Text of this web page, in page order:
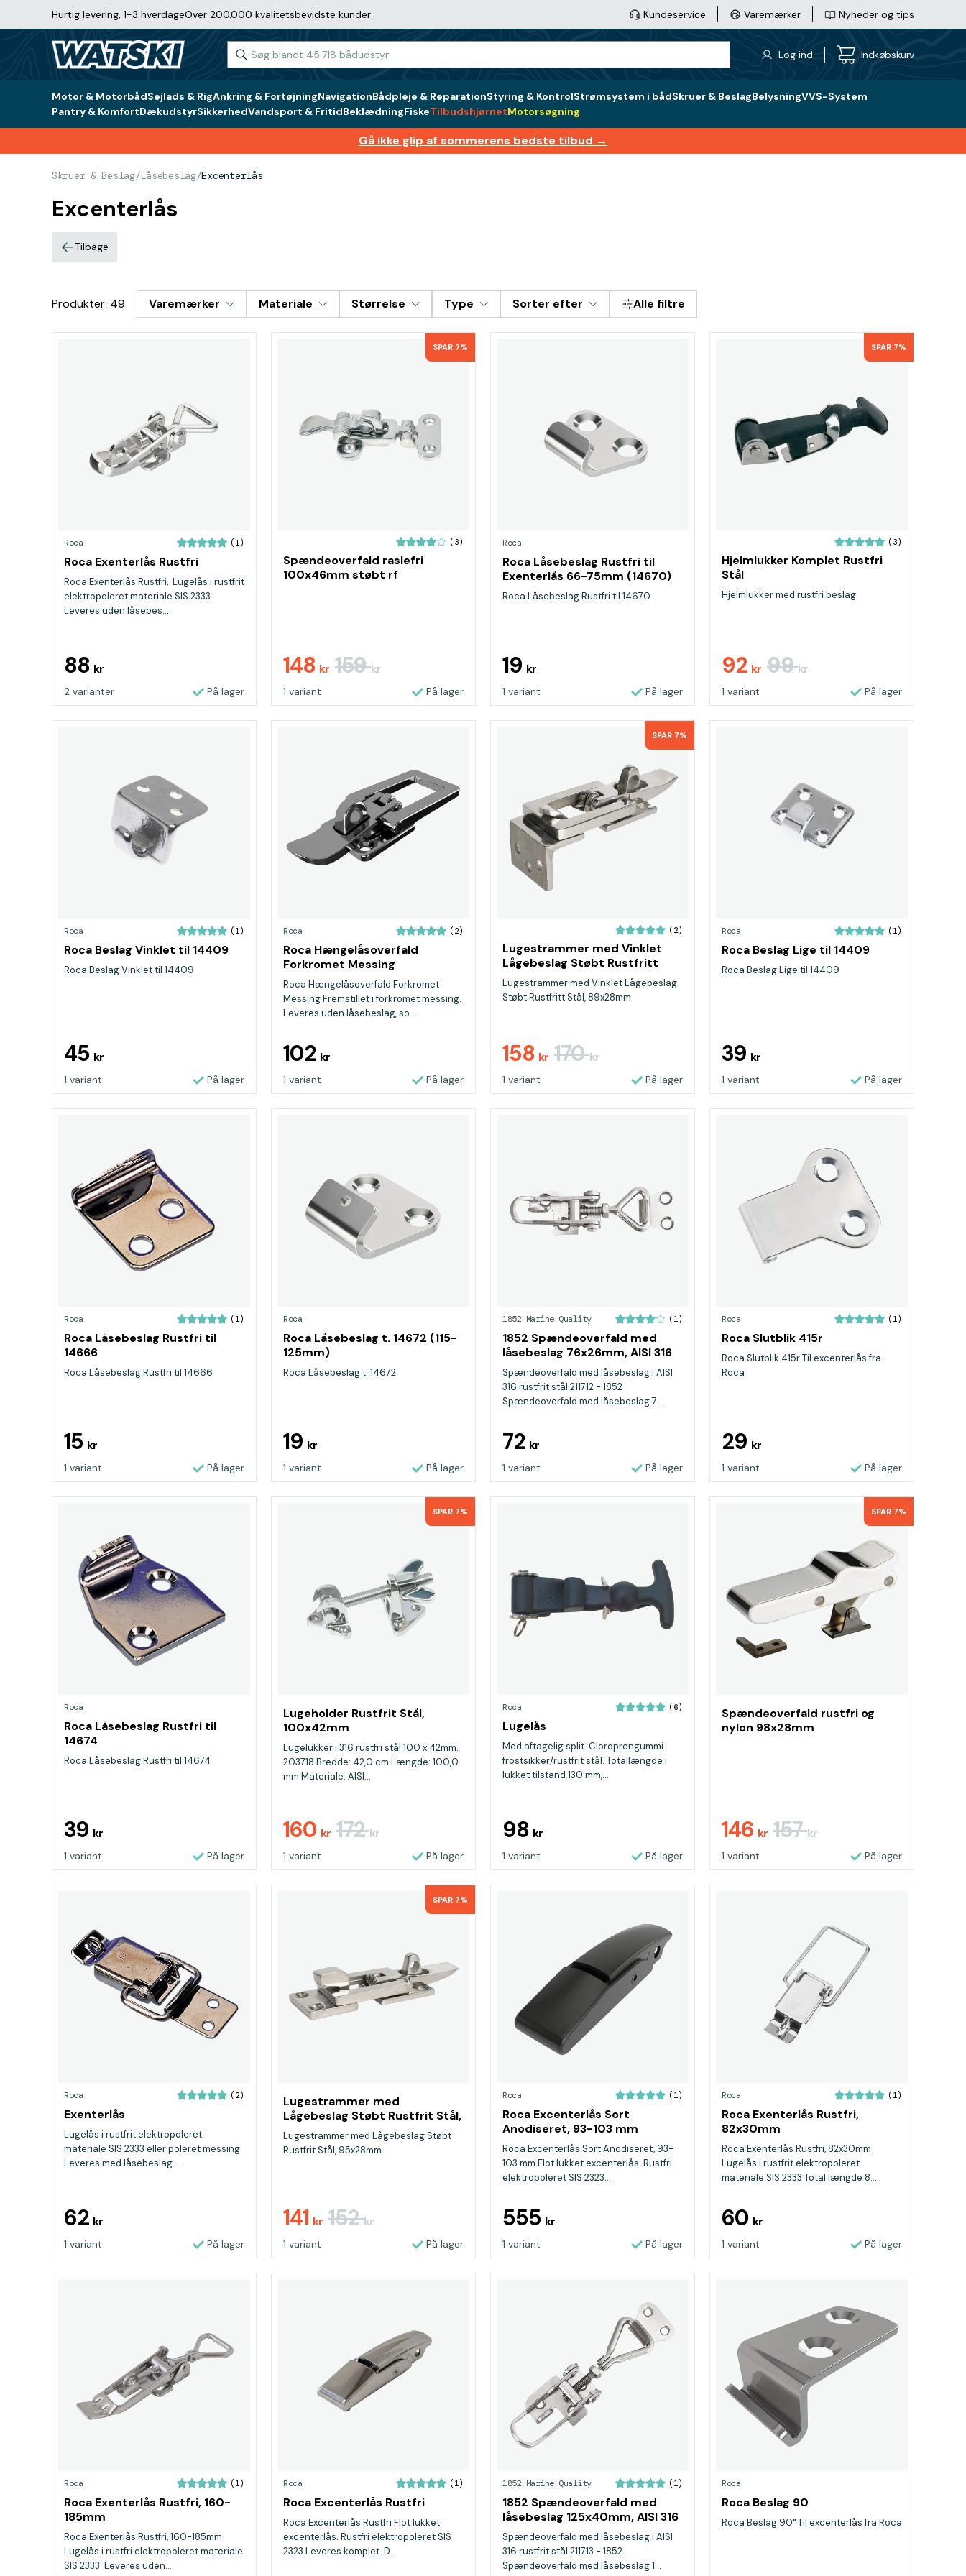
Hurtig levering, 1-3 hverdageOver 200.000 kvalitetsbevidste kunder Kundeservice Varemærker Nyheder og tips
Log ind Indkøbskurv
Motor & MotorbådSejlads & RigAnkring & FortøjningNavigationBådpleje & ReparationStyring & KontrolStrømsystem i bådSkruer & BeslagBelysningVVS-System
Pantry & KomfortDækudstyrSikkerhedVandsport & FritidBeklædningFiskeTilbudshjørnetMotorsøgning
Gå ikke glip af sommerens bedste tilbud →
Skruer & Beslag/Låsebeslag/Excenterlås
Excenterlås
Tilbage
Produkter: 49 Varemærker Materiale Størrelse Type Sorter efter Alle filtre
Roca (1)
Roca Exenterlås Rustfri
Roca Exenterlås Rustfri, Lugelås i rustfrit
elektropoleret materiale SIS 2333.
Leveres uden låsebes...
88 kr
2 varianter På lager
SPAR 7%
(3)
Spændeoverfald raslefri
100x46mm støbt rf
148 kr 159kr
1 variant På lager
Roca
Roca Låsebeslag Rustfri til
Exenterlås 66-75mm (14670)
Roca Låsebeslag Rustfri til 14670
19 kr
1 variant På lager
SPAR 7%
(3)
Hjelmlukker Komplet Rustfri
Stål
Hjelmlukker med rustfri beslag
92 kr 99kr
1 variant På lager
Roca (1)
Roca Beslag Vinklet til 14409
Roca Beslag Vinklet til 14409
45 kr
1 variant På lager
Roca (2)
Roca Hængelåsoverfald
Forkromet Messing
Roca Hængelåsoverfald Forkromet
Messing Fremstillet i forkromet messing.
Leveres uden låsebeslag, so...
102 kr
1 variant På lager
SPAR 7%
(2)
Lugestrammer med Vinklet
Lågebeslag Støbt Rustfritt
Stål, 89x28mm
Lugestrammer med Vinklet Lågebeslag
Støbt Rustfritt Stål, 89x28mm
158 kr 170kr
1 variant På lager
Roca (1)
Roca Beslag Lige til 14409
Roca Beslag Lige til 14409
39 kr
1 variant På lager
Roca (1)
Roca Låsebeslag Rustfri til
14666
Roca Låsebeslag Rustfri til 14666
15 kr
1 variant På lager
Roca
Roca Låsebeslag t. 14672 (115-
125mm)
Roca Låsebeslag t. 14672
19 kr
1 variant På lager
1852 Marine Quality (1)
1852 Spændeoverfald med
låsebeslag 76x26mm, AISI 316
Spændeoverfald med låsebeslag i AISI
316 rustfrit stål 211712 - 1852
Spændeoverfald med låsebeslag 7...
72 kr
1 variant På lager
Roca (1)
Roca Slutblik 415r
Roca Slutblik 415r Til excenterlås fra
Roca
29 kr
1 variant På lager
Roca
Roca Låsebeslag Rustfri til
14674
Roca Låsebeslag Rustfri til 14674
39 kr
1 variant På lager
SPAR 7%
Lugeholder Rustfrit Stål,
100x42mm
Lugelukker i 316 rustfri stål 100 x 42mm.
203718 Bredde: 42,0 cm Længde: 100,0
mm Materiale: AISI...
160 kr 172kr
1 variant På lager
Roca (6)
Lugelås
Med aftagelig split. Cloroprengummi
frostsikker/rustfrit stål. Totallængde i
lukket tilstand 130 mm,...
98 kr
1 variant På lager
SPAR 7%
Spændeoverfald rustfri og
nylon 98x28mm
146 kr 157kr
1 variant På lager
Roca (2)
Exenterlås
Lugelås i rustfrit elektropoleret
materiale SIS 2333 eller poleret messing.
Leveres med låsebeslag. ...
62 kr
1 variant På lager
SPAR 7%
Lugestrammer med
Lågebeslag Støbt Rustfrit Stål,
95x28mm
Lugestrammer med Lågebeslag Støbt
Rustfrit Stål, 95x28mm
141 kr 152kr
1 variant På lager
Roca (1)
Roca Excenterlås Sort
Anodiseret, 93-103 mm
Roca Excenterlås Sort Anodiseret, 93-
103 mm Flot lukket excenterlås. Rustfri
elektropoleret SIS 2323...
555 kr
1 variant På lager
Roca (1)
Roca Exenterlås Rustfri,
82x30mm
Roca Exenterlås Rustfri, 82x30mm
Lugelås i rustfrit elektropoleret
materiale SIS 2333 Total længde 8...
60 kr
1 variant På lager
Roca (1)
Roca Exenterlås Rustfri, 160-
185mm
Roca Exenterlås Rustfri, 160-185mm
Lugelås i rustfri elektropoleret materiale
SIS 2333. Leveres uden...
Roca (1)
Roca Excenterlås Rustfri
Roca Excenterlås Rustfri Flot lukket
excenterlås. Rustfri elektropoleret SIS
2323.Leveres komplet. D...
1852 Marine Quality (1)
1852 Spændeoverfald med
låsebeslag 125x40mm, AISI 316
Spændeoverfald med låsebeslag i AISI
316 rustfrit stål 211713 - 1852
Spændeoverfald med låsebeslag 1...
Roca
Roca Beslag 90
Roca Beslag 90° Til excenterlås fra Roca